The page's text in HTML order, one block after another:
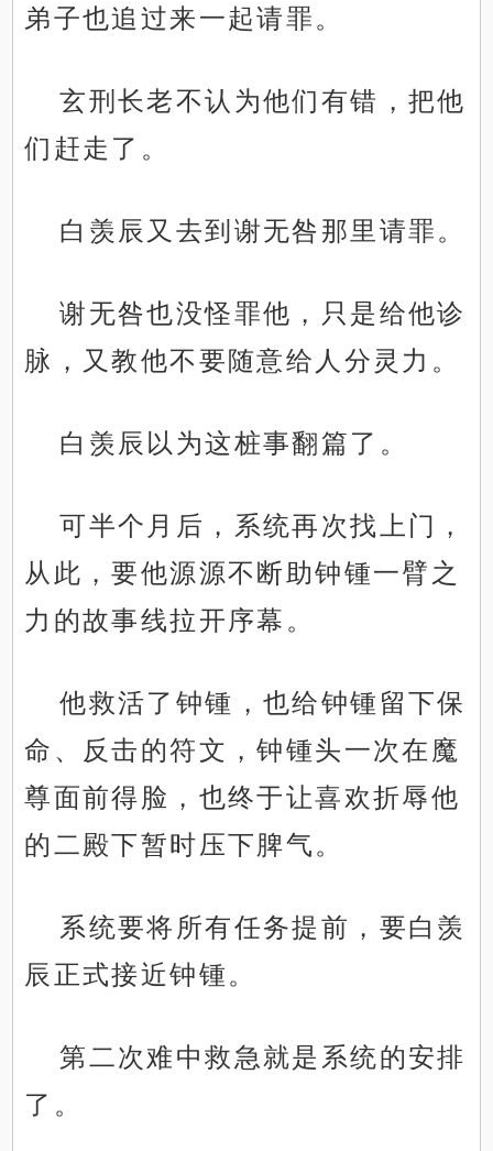
弟子也追过来一起请罪。
玄刑长老不认为他们有错，把他
们赶走了。
白羡辰又去到谢无咎那里请罪。
谢无咎也没怪罪他，只是给他诊
脉，又教他不要随意给人分灵力。
白羡辰以为这桩事翻篇了。
可半个月后，系统再次找上门，
从此，要他源源不断助钟锺一臂之
力的故事线拉开序幕。
他救活了钟锺，也给钟锺留下保
命、反击的符文，钟锺头一次在魔
尊面前得脸，也终于让喜欢折辱他
的二殿下暂时压下脾气。
系统要将所有任务提前，要白羡
辰正式接近钟锺。
第二次难中救急就是系统的安排
了。